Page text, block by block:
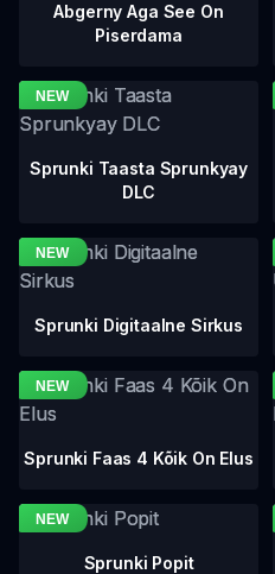
Abgerny Aga See On
Piserdama
Sprunki Taasta Sprunkyay
DLC
Sprunki Digitaalne Sirkus
Sprunki Faas 4 Kõik On Elus
Sprunki Popit